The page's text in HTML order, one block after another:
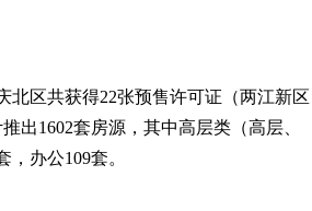
区共获得22张预售许可证（两江新区
出1602套房源，其中高层类（高层、
办公109套。